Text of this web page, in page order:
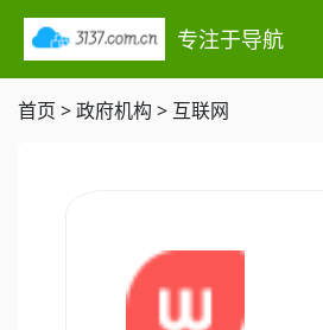
专注于导航
首页 >政府机构 > 互联网